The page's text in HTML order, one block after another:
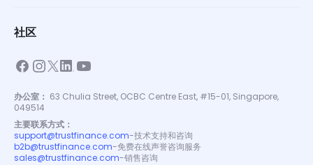
社区
办公室： 63 Chulia Street, OCBC Centre East, #15-01, Singapore,
049514
主要联系方式：
support@trustfinance.com-技术支持和咨询
b2b@trustfinance.com-免费在线声誉咨询服务
sales@trustfinance.com-销售咨询